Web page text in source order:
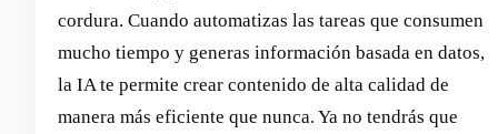
cordura. Cuando automatizas las tareas que consumen
mucho tiempo y generas información basada en datos,
la IA te permite crear contenido de alta calidad de
manera más eficiente que nunca. Ya no tendrás que